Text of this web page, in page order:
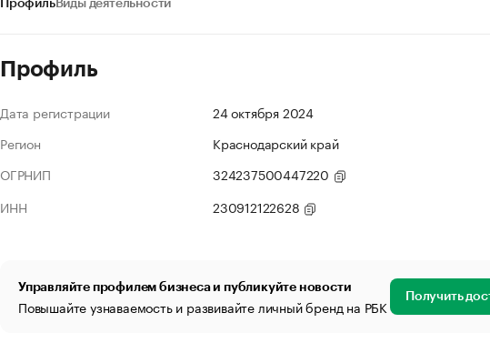
ПрофильВиды деятельности
Профиль
Дата регистрации
24 октября 2024
Регион
Краснодарский край
ОГРНИП
324237500447220
ИНН
230912122628
Управляйте профилем бизнеса и публикуйте новости
Повышайте узнаваемость и развивайте личный бренд на РБК Получить